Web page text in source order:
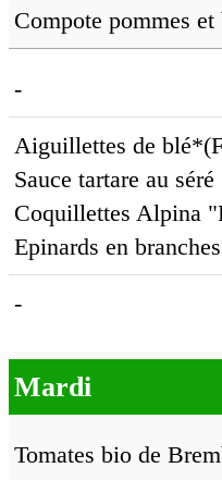
Compote pommes et
-
Aiguillettes de
Sauce tartare au séré
Coquillettes Alpina
Epinards en
-
Mardi
Tomates bio de